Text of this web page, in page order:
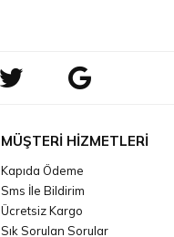
MÜŞTERI HIZMETLERI
Kapıda Ödeme
Sms İle Bildirim
Ücretsiz Kargo
Sık Sorulan Sorular